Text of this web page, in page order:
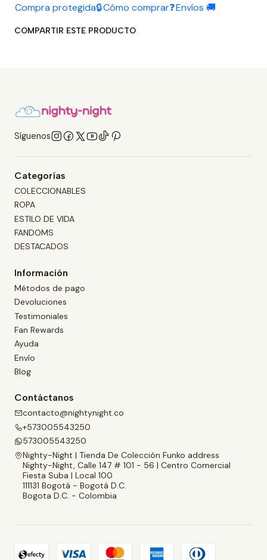
Compra protegida🔒Cómo comprar❓Envíos 🚚
COMPARTIR ESTE PRODUCTO
Síguenos
Categorías
COLECCIONABLES
ROPA
ESTILO DE VIDA
FANDOMS
DESTACADOS
Información
Métodos de pago
Devoluciones
Testimoniales
Fan Rewards
Ayuda
Envío
Blog
Contáctanos
contacto@nightynight.co
+573005543250
573005543250
Nighty-Night | Tienda De Colección Funko address
Nighty-Night, Calle 147 # 101 - 56 | Centro Comercial
Fiesta Suba | Local 100
111131 Bogotá - Bogotá D.C.
Bogota D.C. - Colombia